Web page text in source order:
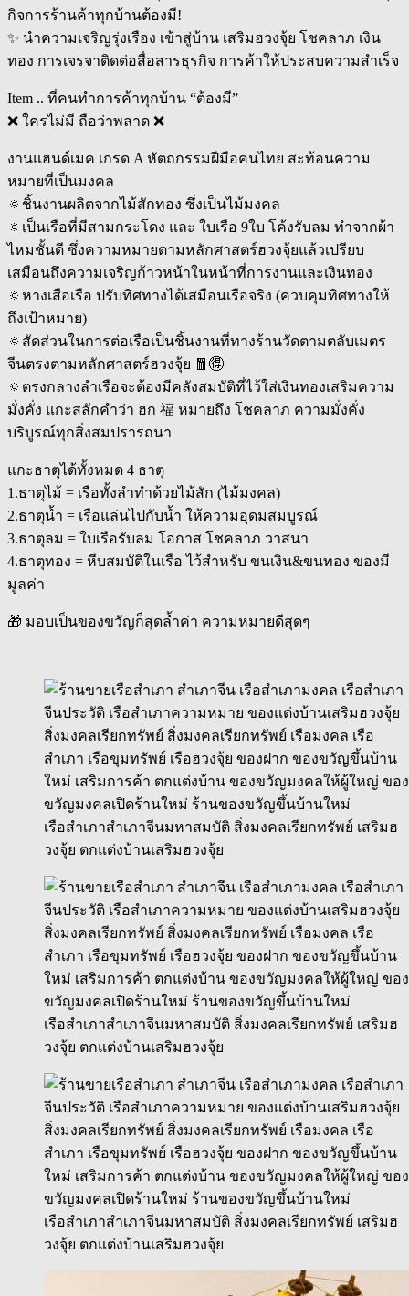
กิจการร้านค้าทุกบ้านต้องมี!
✨ นำความเจริญรุ่งเรือง เข้าสู่บ้าน เสริมฮวงจุ้ย โชคลาภ เงิน
ทอง การเจรจาติดต่อสื่อสารธุรกิจ การค้าให้ประสบความสำเร็จ
Item .. ที่คนทำการค้าทุกบ้าน “ต้องมี”
❌ ใครไม่มี ถือว่าพลาด ❌
งานแฮนด์เมค เกรด A หัตถกรรมฝีมือคนไทย สะท้อนความ
หมายที่เป็นมงคล
🔅ชิ้นงานผลิตจากไม้สักทอง ซึ่งเป็นไม้มงคล
🔅เป็นเรือที่มีสามกระโดง และ ใบเรือ 9ใบ โค้งรับลม ทำจากผ้า
ไหมชั้นดี ซึ่งความหมายตามหลักศาสตร์ฮวงจุ้ยแล้วเปรียบ
เสมือนถึงความเจริญก้าวหน้าในหน้าที่การงานและเงินทอง
🔅หางเสือเรือ ปรับทิศทางได้เสมือนเรือจริง (ควบคุมทิศทางให้
ถึงเป้าหมาย)
🔅สัดส่วนในการต่อเรือเป็นชิ้นงานที่ทางร้านวัดตามตลับเมตร
จีนตรงตามหลักศาสตร์ฮวงจุ้ย 🧧🉐
🔅ตรงกลางลำเรือจะต้องมีคลังสมบัติที่ไว้ใส่เงินทองเสริมความ
มั่งคั่ง แกะสลักคำว่า ฮก 福 หมายถึง โชคลาภ ความมั่งคั่ง
บริบูรณ์ทุกสิ่งสมปรารถนา
แกะธาตุได้ทั้งหมด 4 ธาตุ
1.ธาตุไม้ = เรือทั้งลำทำด้วยไม้สัก (ไม้มงคล)
2.ธาตุน้ำ = เรือแล่นไปกับน้ำ ให้ความอุดมสมบูรณ์
3.ธาตุลม = ใบเรือรับลม โอกาส โชคลาภ วาสนา
4.ธาตุทอง = หีบสมบัติในเรือ ไว้สำหรับ ขนเงิน&ขนทอง ของมี
มูลค่า
🎁 มอบเป็นของขวัญก็สุดล้ำค่า ความหมายดีสุดๆ
เรือสำเภาสำเภาจีนมหาสมบัติ สิ่งมงคลเรียกทรัพย์ เสริมฮ
วงจุ้ย ตกแต่งบ้านเสริมฮวงจุ้ย
เรือสำเภาสำเภาจีนมหาสมบัติ สิ่งมงคลเรียกทรัพย์ เสริมฮ
วงจุ้ย ตกแต่งบ้านเสริมฮวงจุ้ย
เรือสำเภาสำเภาจีนมหาสมบัติ สิ่งมงคลเรียกทรัพย์ เสริมฮ
วงจุ้ย ตกแต่งบ้านเสริมฮวงจุ้ย